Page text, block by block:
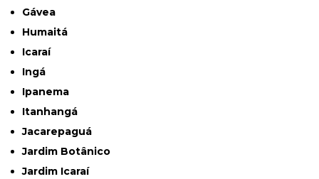
Gávea
Humaitá
Icaraí
Ingá
Ipanema
Itanhangá
Jacarepaguá
Jardim Botânico
Jardim Icaraí